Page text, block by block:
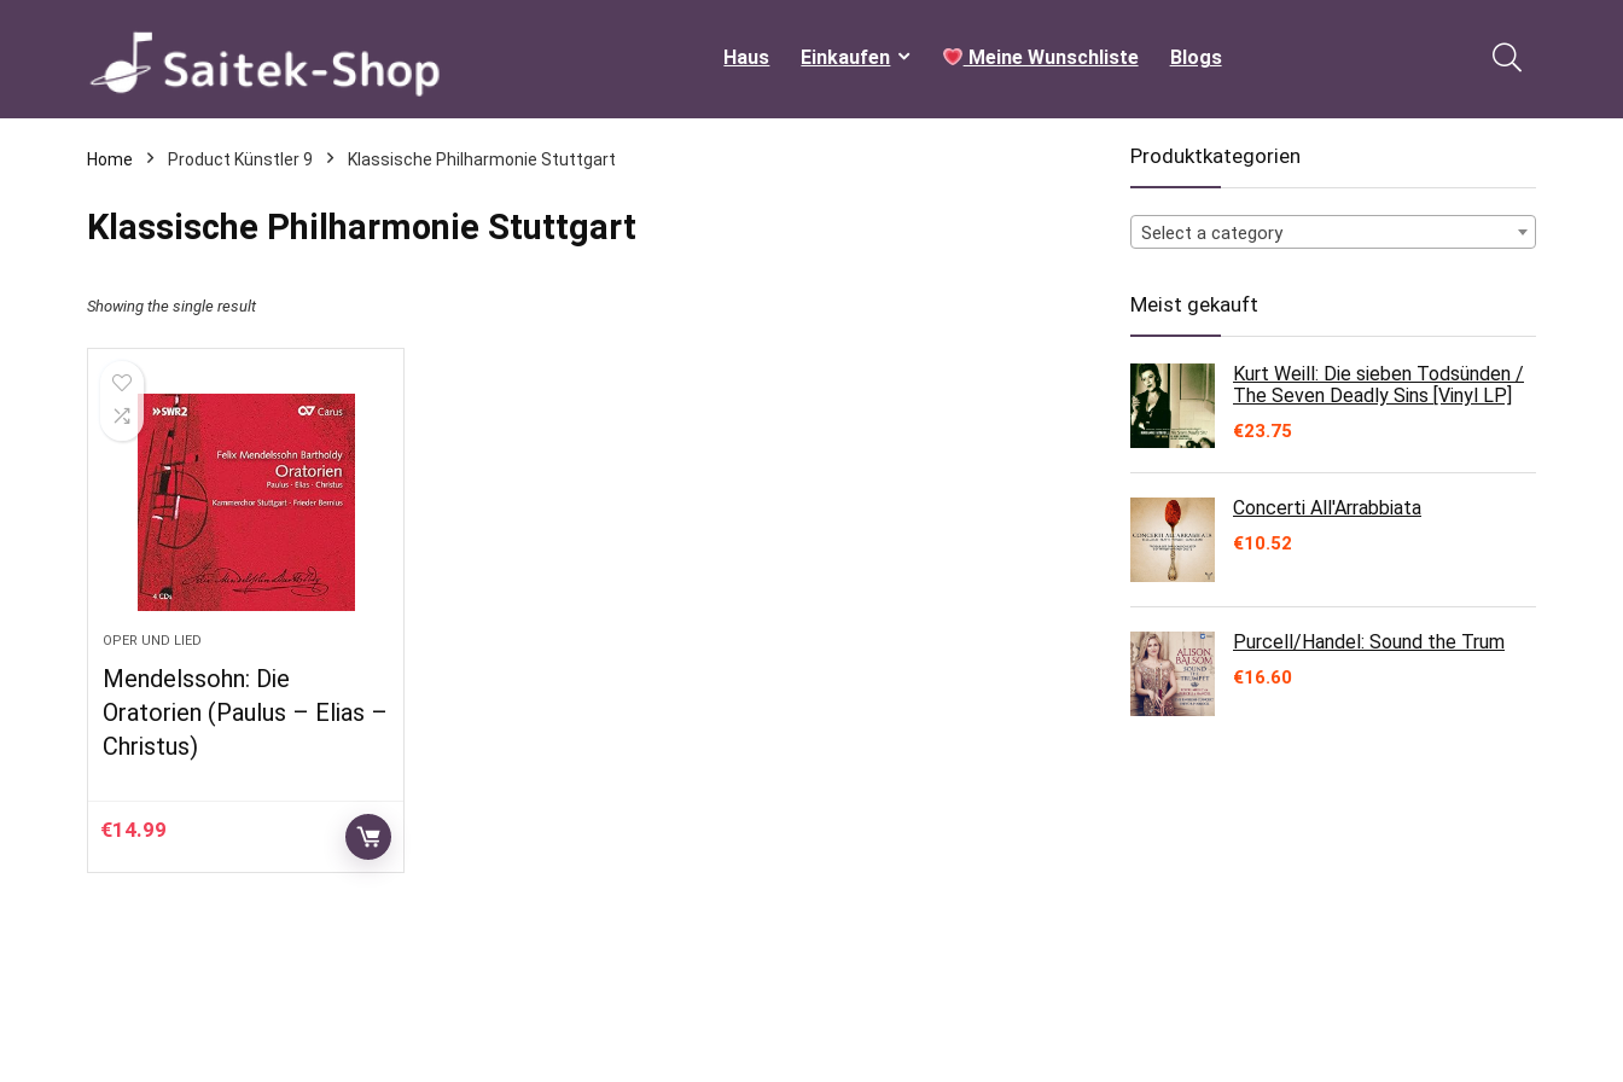
Haus Einkaufen Meine Wunschliste Blogs
Home Product Künstler 9 Klassische Philharmonie Stuttgart
Klassische Philharmonie Stuttgart
Showing the single result
OPER UND LIED
Mendelssohn: Die
Oratorien (Paulus – Elias –
Christus)
€14.99
Produktkategorien
Select a category
Meist gekauft
Kurt Weill: Die sieben Todsünden /
The Seven Deadly Sins [Vinyl LP]
€23.75
Concerti All'Arrabbiata
€10.52
Purcell/Handel: Sound the Trum
€16.60